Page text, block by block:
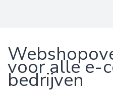
voor alle e-
bedrijven